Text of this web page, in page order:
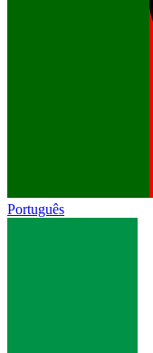
Português